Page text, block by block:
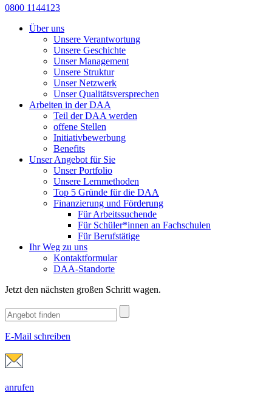
0800 1144123
Über uns
Unsere Verantwortung
Unsere Geschichte
Unser Management
Unsere Struktur
Unser Netzwerk
Unser Qualitätsversprechen
Arbeiten in der DAA
Teil der DAA werden
offene Stellen
Initiativbewerbung
Benefits
Unser Angebot für Sie
Unser Portfolio
Unsere Lernmethoden
Top 5 Gründe für die DAA
Finanzierung und Förderung
Für Arbeitssuchende
Für Schüler*innen an Fachschulen
Für Berufstätige
Ihr Weg zu uns
Kontaktformular
DAA-Standorte
Jetzt den nächsten großen Schritt wagen.
E-Mail schreiben
anrufen